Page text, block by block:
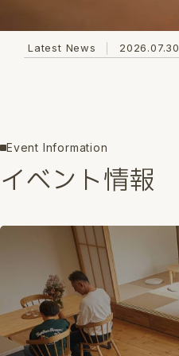
Latest News 2026.07.30
Event Information
イベント情報